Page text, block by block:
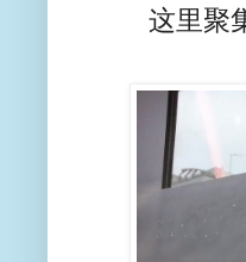
这里聚